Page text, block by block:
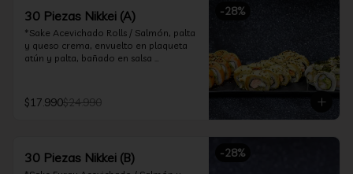
*Incluye 2 palitos, 2 soya 30ml, 1 salsa
teriyaki 30ml
-28%
30 Piezas Nikkei (A)
*Sake Acevichado Rolls / Salmón, palta
y queso crema, envuelto en plaqueta
atún y palta, bañado en salsa
*Shrimp Fire Rolls / Palta y camarón
furay, envuelto en queso crema
*Almond Furay / Pollo teriyaki, queso
crema y almendras tostadas, frito en
$17.990$24.990
-28%
30 Piezas Nikkei (B)